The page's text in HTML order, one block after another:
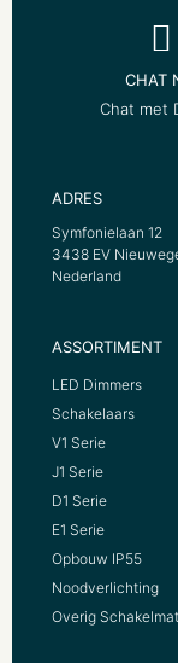
ADRES
Symfonielaan 12
3438 EV
Nederland
CHAT
Chat met
ASSORTIMENT
LED Dimmers
Schakelaars
V1 Serie
J1 Serie
D1 Serie
E1 Serie
Opbouw IP55
Noodverlichting
Overig